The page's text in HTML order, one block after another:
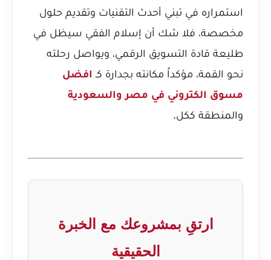
استمراره في تبني أحدث التقنيات وتقديم حلول
مخصصة، فلا شك أن إسلام الفقي سيظل في
طليعة قادة التسويق الرقمي، ويواصل رحلته
نحو القمة، مؤكداً مكانته بجدارة كـ افضل
مسوق الكتروني في مصر والسعودية
والمنطقة ككل.
ارتقِ بمشروعك مع الخبرة
الحقيقية